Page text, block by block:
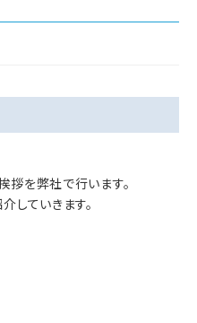
拶を弊社で行います。
していきます。